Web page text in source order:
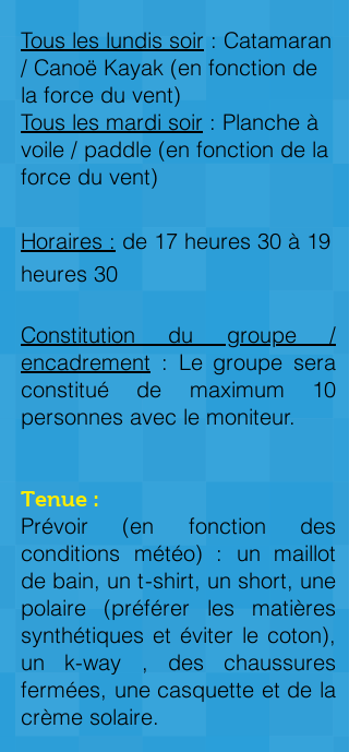
Tous les lundis soir : Catamaran
/ Canoë Kayak (en fonction de
la force du vent)
Tous les mardi soir : Planche à
voile / paddle (en fonction de la
force du vent)
Horaires : de 17 heures 30 à 19
heures 30
Constitution du groupe /
encadrement : Le groupe sera
constitué de maximum 10
personnes avec le moniteur.
Tenue :
Prévoir (en fonction des
conditions météo) : un maillot
de bain, un t-shirt, un short, une
polaire (préférer les matières
synthétiques et éviter le coton),
un k-way , des chaussures
fermées, une casquette et de la
crème solaire.